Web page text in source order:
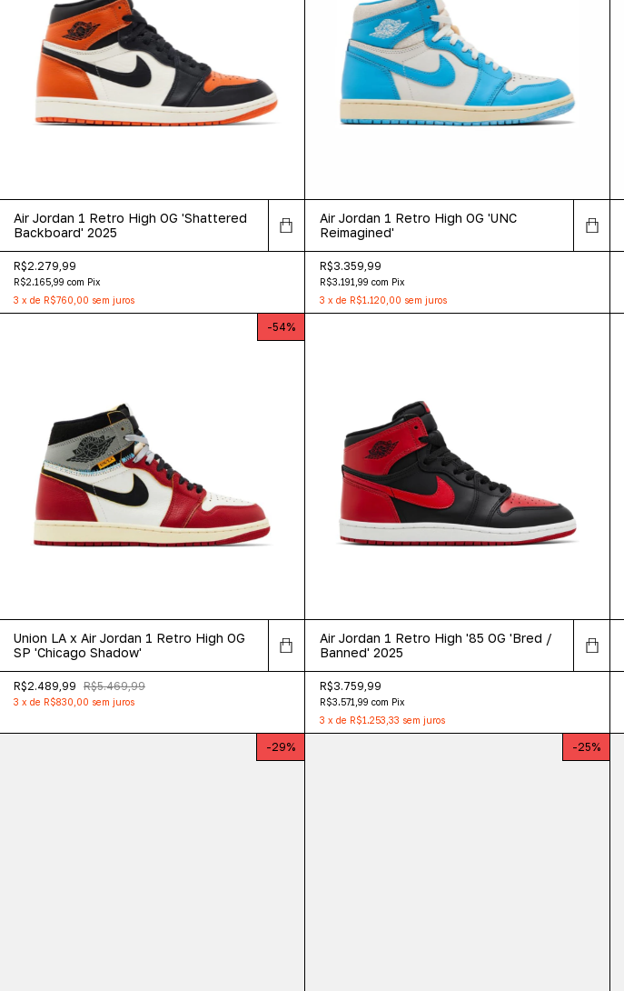
Air Jordan 1 Retro High OG 'Shattered
Backboard' 2025
R$2.279,99
R$2.165,99 com Pix
3 x de R$760,00 sem juros
Air Jordan 1 Retro High OG 'UNC
Reimagined'
R$3.359,99
R$3.191,99 com Pix
3 x de R$1.120,00 sem juros
-54%
Union LA x Air Jordan 1 Retro High OG
SP 'Chicago Shadow'
R$2.489,99 R$5.469,99
3 x de R$830,00 sem juros
Air Jordan 1 Retro High '85 OG 'Bred /
Banned' 2025
R$3.759,99
R$3.571,99 com Pix
3 x de R$1.253,33 sem juros
-29% -25%